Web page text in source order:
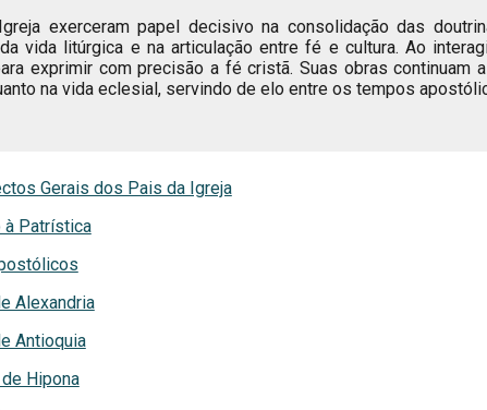
exerceram papel decisivo na consolidação das
vida litúrgica e na articulação entre fé e cultura. Ao
exprimir com precisão a fé cristã. Suas obras
na vida eclesial, servindo de elo entre os tempos
Gerais dos Pais da Igreja
à Patrística
Alexandria
Antioquia
Hipona